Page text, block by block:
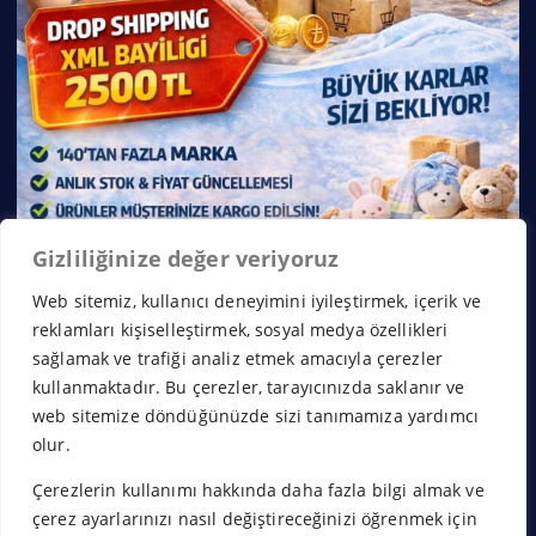
Gizliliğinize değer veriyoruz
Web sitemiz, kullanıcı deneyimini iyileştirmek, içerik ve
reklamları kişiselleştirmek, sosyal medya özellikleri
sağlamak ve trafiği analiz etmek amacıyla çerezler
kullanmaktadır. Bu çerezler, tarayıcınızda saklanır ve
web sitemize döndüğünüzde sizi tanımamıza yardımcı
olur.
Çerezlerin kullanımı hakkında daha fazla bilgi almak ve
çerez ayarlarınızı nasıl değiştireceğinizi öğrenmek için
Copyright © 2026 Franchise Borsası | Powered by